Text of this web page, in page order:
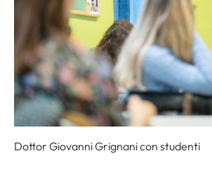
Dottor Giovanni Grignani con studenti